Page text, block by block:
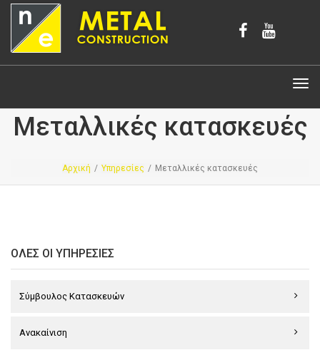
Μεταλλικές κατασκευές
Αρχική / Υπηρεσίες / Μεταλλικές κατασκευές
ΌΛΕΣ ΟΙ ΥΠΗΡΕΣΊΕΣ
Σύμβουλος Κατασκευών
Ανακαίνιση